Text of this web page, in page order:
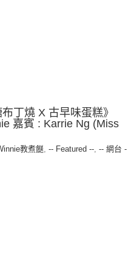
丁燒 X 古早味蛋糕》
嘉賓 : Karrie Ng (Miss
教煮餸, -- Featured --, -- 網台 -